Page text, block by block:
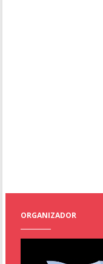
ORGANIZADOR